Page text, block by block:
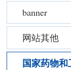
banner
网站其他
国家药物